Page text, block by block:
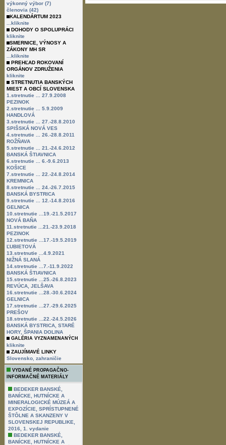
výkonný výbor (7)
členovia (42)
KALENDÁRTUM 2023
...kliknite
DOHODY O SPOLUPRÁCI
kliknite
SMERNICE, VÝNOSY A
ZÁKONY MH SR
...kliknite
PREHĽAD ROKOVANÍ
ORGÁNOV ZDRUŽENIA
kliknite
STRETNUTIA BANSKÝCH
MIEST A OBCÍ SLOVENSKA
1.stretnutie ... 27.9.2008
PEZINOK
2.stretnutie ... 5.9.2009
HANDLOVÁ
3.stretnutie ... 27.-28.8.2010
SPIŠSKÁ NOVÁ VES
4.stretnutie ... 26.-28.8.2011
ROŽŇAVA
5.stretnutie ... 21.-24.6.2012
BANSKÁ ŠTIAVNICA
6.stretnutie ... 6.-9.6.2013
KOŠICE
7.stretnutie ... 22.-24.8.2014
KREMNICA
8.stretnutie ... 24.-26.7.2015
BANSKÁ BYSTRICA
9.stretnutie ... 12.-14.8.2016
GELNICA
10.stretnutie ...19.-21.5.2017
NOVÁ BAŇA
11.stretnutie ...21.-23.9.2018
PEZINOK
12.stretnutie ...17.-19.5.2019
ĽUBIETOVÁ
13.stretnutie ...4.9.2021
NIŽNÁ SLANÁ
14.stretnutie ...7.-11.9.2022
BANSKÁ ŠTIAVNICA
15.stretnutie ...25.-26.8.2023
REVÚCA, JELŠAVA
16.stretnutie ...28.-30.6.2024
GELNICA
17.stretnutie ...27.-29.6.2025
PREŠOV
18.stretnutie ...22.-24.5.2026
BANSKÁ BYSTRICA, STARÉ
HORY, ŠPANIA DOLINA
GALÉRIA VYZNAMENANÝCH
kliknite
ZAUJÍMAVÉ LINKY
Slovensko zahraničie
VYDANÉ PROPAGAČNO-
INFORMAČNÉ MATERIÁLY
BEDEKER BANSKÉ,
BANÍCKE, HUTNÍCKE A
MINERALOGICKÉ MÚZEÁ A
EXPOZÍCIE, SPRÍSTUPNENÉ
ŠTÔLNE A SKANZENY V
SLOVENSKEJ REPUBLIKE,
2016, 1. vydanie
BEDEKER BANSKÉ,
BANÍCKE, HUTNÍCKE A